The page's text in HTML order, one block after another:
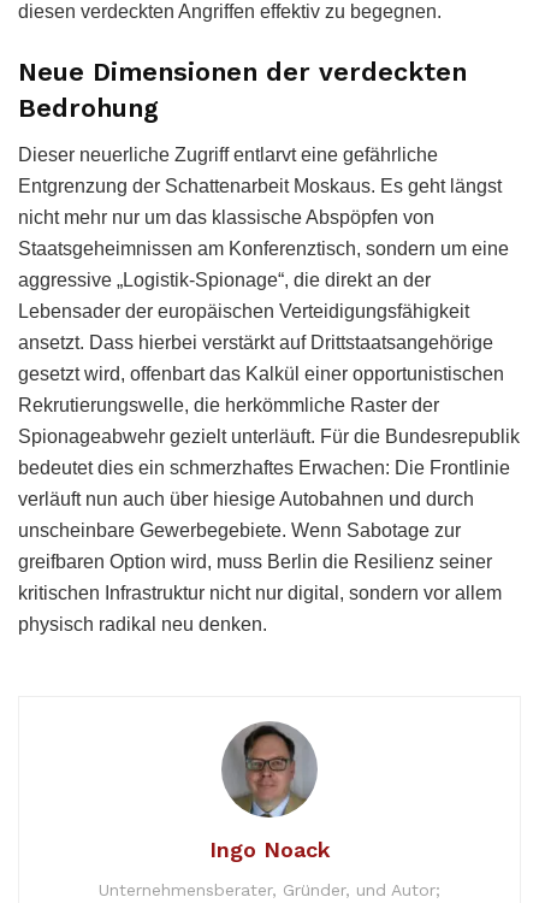
diesen verdeckten Angriffen effektiv zu begegnen.
Neue Dimensionen der verdeckten
Bedrohung
Dieser neuerliche Zugriff entlarvt eine gefährliche
Entgrenzung der Schattenarbeit Moskaus. Es geht längst
nicht mehr nur um das klassische Abspöpfen von
Staatsgeheimnissen am Konferenztisch, sondern um eine
aggressive „Logistik-Spionage“, die direkt an der
Lebensader der europäischen Verteidigungsfähigkeit
ansetzt. Dass hierbei verstärkt auf Drittstaatsangehörige
gesetzt wird, offenbart das Kalkül einer opportunistischen
Rekrutierungswelle, die herkömmliche Raster der
Spionageabwehr gezielt unterläuft. Für die Bundesrepublik
bedeutet dies ein schmerzhaftes Erwachen: Die Frontlinie
verläuft nun auch über hiesige Autobahnen und durch
unscheinbare Gewerbegebiete. Wenn Sabotage zur
greifbaren Option wird, muss Berlin die Resilienz seiner
kritischen Infrastruktur nicht nur digital, sondern vor allem
physisch radikal neu denken.
Ingo Noack
Unternehmensberater, Gründer, und Autor;